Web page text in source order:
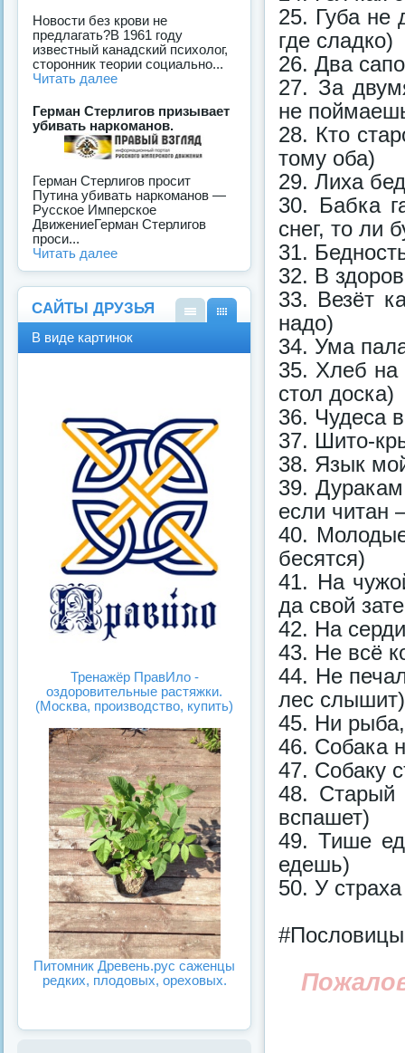
25. Губа не
где сладко)
26. Два
27. За
не
28. Кто
тому оба)
29. Лиха
30. Бабка
снег, то ли
31.
32. В
33. Везёт
надо)
34. Ума
35. Хлеб на
стол доска)
36. Чудеса
37. Шито-
38. Язык
39.
если читан
40.
бесятся)
41. На
да свой
42. На
43. Не всё
44. Не
лес слышит)
45. Ни
46. Собака
47. Собаку
48. Старый
вспашет)
49. Тише
едешь)
50. У
Новости без крови не
предлагать?В 1961 году
известный канадский психолог,
сторонник теории социально...
Читать далее
Герман Стерлигов призывает
убивать наркоманов.
Герман Стерлигов просит
Путина убивать наркоманов —
Русское Имперское
ДвижениеГерман Стерлигов
проси...
Читать далее
САЙТЫ ДРУЗЬЯ
В виде картинок
Тренажёр ПравИло -
оздоровительные растяжки.
(Москва, производство, купить)
Питомник Древень.рус саженцы
редких, плодовых, ореховых.